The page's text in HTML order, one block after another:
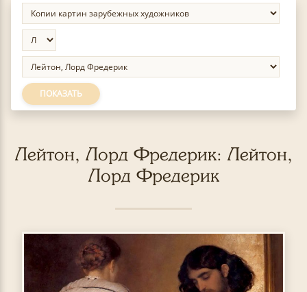
ПОКАЗАТЬ
Лейтон, Лорд Фредерик: Лейтон,
Лорд Фредерик